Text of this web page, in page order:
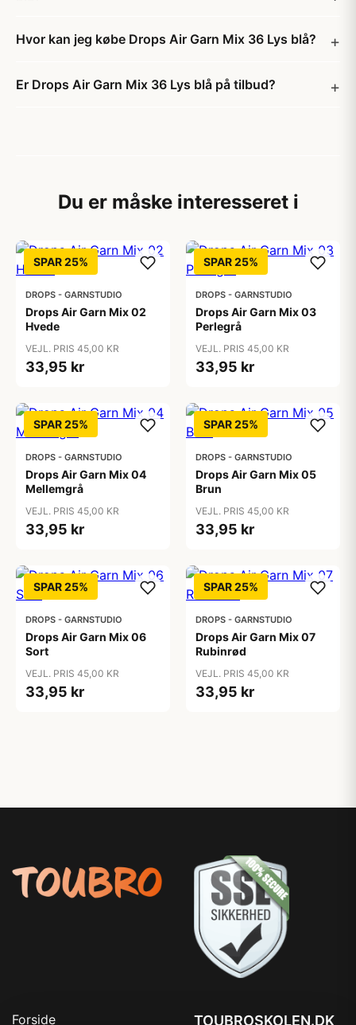
Hvor kan jeg købe Drops Air Garn Mix 36 Lys blå?
Er Drops Air Garn Mix 36 Lys blå på tilbud?
Du er måske interesseret i
SPAR 25%
DROPS - GARNSTUDIO
Drops Air Garn Mix 02
Hvede
VEJL. PRIS 45,00 KR
33,95 kr
SPAR 25%
DROPS - GARNSTUDIO
Drops Air Garn Mix 03
Perlegrå
VEJL. PRIS 45,00 KR
33,95 kr
SPAR 25%
DROPS - GARNSTUDIO
Drops Air Garn Mix 04
Mellemgrå
VEJL. PRIS 45,00 KR
33,95 kr
SPAR 25%
DROPS - GARNSTUDIO
Drops Air Garn Mix 05
Brun
VEJL. PRIS 45,00 KR
33,95 kr
SPAR 25%
DROPS - GARNSTUDIO
Drops Air Garn Mix 06
Sort
VEJL. PRIS 45,00 KR
33,95 kr
SPAR 25%
DROPS - GARNSTUDIO
Drops Air Garn Mix 07
Rubinrød
VEJL. PRIS 45,00 KR
33,95 kr
Forside TOUBROSKOLEN.DK